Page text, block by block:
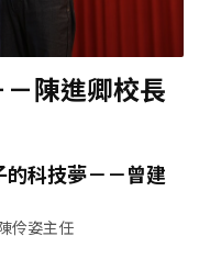
陳進卿校長
科技夢－－曾建
伶姿主任